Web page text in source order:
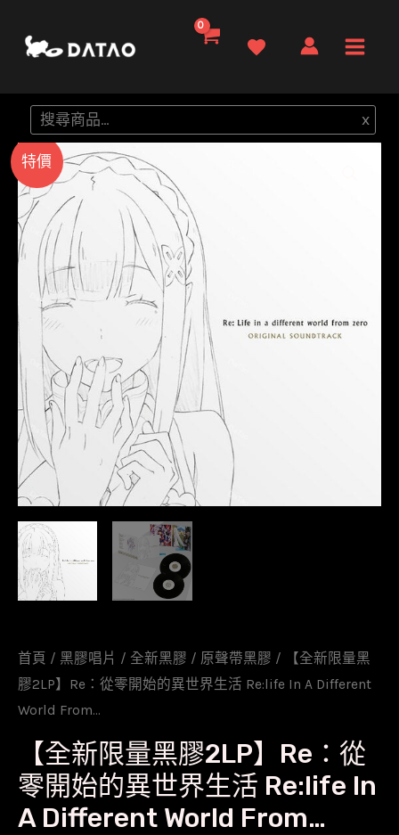
要
容
Menu
搜
尋
x
特價
首頁 / 黑膠唱片 / 全新黑膠 / 原聲帶黑膠 / 【全新限量黑
膠2LP】Re：從零開始的異世界生活 Re:life In A Different
World From…
【全新限量黑膠2LP】Re：從
零開始的異世界生活 Re:life In
A Different World From…